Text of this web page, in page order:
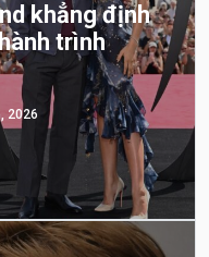
khẳng định
trình
2026